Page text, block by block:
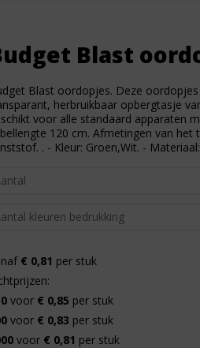
Blast
Blast oordopjes. Deze
herbruikbaar opbergtasje
voor alle standaard apparaten
120 cm. Afmetingen van het
. - Kleur: Groen,Wit. -
€ 0,81 per stuk
voor € 0,85 per stuk
voor € 0,83 per stuk
voor € 0,81 per stuk